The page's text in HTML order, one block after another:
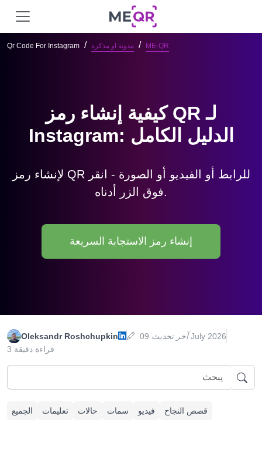
ME-QR مدونة او مذكرة Qr Code For Instagram
كيفية إنشاء رمز QR لـ
Instagram: الدليل الكامل
لإنشاء رمز QR للرابط أو الفيديو أو الصورة - انقر
فوق الزر أدناه.
إنشاء رمز الاستجابة السريعة
Oleksandr Roshchupkin آخر تحديث09 July 2026
3 قراءة دقيقة
الجميع تعليمات حالات سمات فيديو قصص النجاح